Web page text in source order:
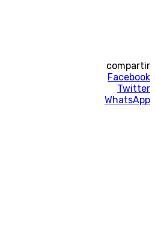
compartir
Facebook
Twitter
WhatsApp